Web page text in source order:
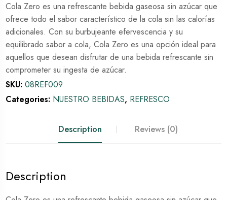
Cola Zero es una refrescante bebida gaseosa sin azúcar que
ofrece todo el sabor característico de la cola sin las calorías
adicionales. Con su burbujeante efervescencia y su
equilibrado sabor a cola, Cola Zero es una opción ideal para
aquellos que desean disfrutar de una bebida refrescante sin
comprometer su ingesta de azúcar.
SKU: 08REF009
Categories: NUESTRO BEBIDAS, REFRESCO
Description Reviews (0)
Description